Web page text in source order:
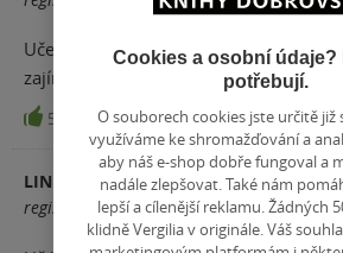
Učebnice v pohodě, dobře se z ní
zajímavějších témat, která se ve fyzice
51 Kniha,
LINDA
registrovaný uživatel
Cookies a osobní údaje?
potřebují.
O souborech cookies jste určitě již
využíváme ke shromažďování a
aby náš e-shop dobře fungoval a
nadále zlepšovat. Také nám
lepší a cílenější reklamu. Žádných
klidně Vergilia v originále. Váš